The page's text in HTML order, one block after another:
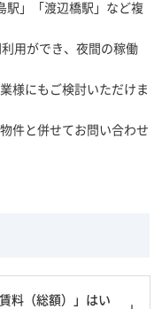
駅」「渡辺橋駅」など複
用ができ、夜間の稼働
様にもご検討いただけま
件と併せてお問い合わせ
料（総額）」はい